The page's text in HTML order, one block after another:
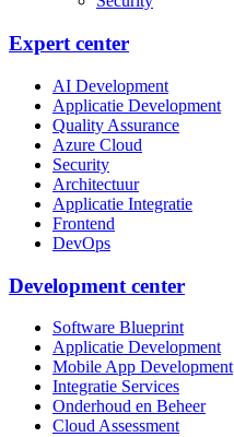
Expert center
AI Development
Applicatie Development
Quality Assurance
Azure Cloud
Security
Architectuur
Applicatie Integratie
Frontend
DevOps
Development center
Software Blueprint
Applicatie Development
Mobile App Development
Integratie Services
Onderhoud en Beheer
Cloud Assessment